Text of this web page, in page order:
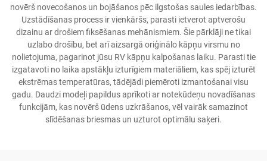
novērš novecošanos un bojāšanos pēc ilgstošas saules iedarbības.
Uzstādīšanas process ir vienkāršs, parasti ietverot aptverošu
dizainu ar drošiem fiksēšanas mehānismiem. Šie pārklāji ne tikai
uzlabo drošību, bet arī aizsargā oriģinālo kāpņu virsmu no
nolietojuma, pagarinot jūsu RV kāpņu kalpošanas laiku. Parasti tie
izgatavoti no laika apstākļu izturīgiem materiāliem, kas spēj izturēt
ekstrēmas temperatūras, tādējādi piemēroti izmantošanai visu
gadu. Daudzi modeļi papildus aprīkoti ar notekūdeņu novadīšanas
funkcijām, kas novērš ūdens uzkrāšanos, vēl vairāk samazinot
slīdēšanas briesmas un uzturot optimālu saķeri.